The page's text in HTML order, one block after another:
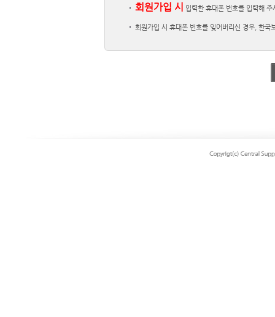
회원가입 시 입력한 휴대폰 번호를 입력해 주
회원가입 시 휴대폰 번호를 잊어버리신 경우, 한